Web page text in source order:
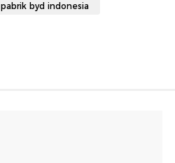
pabrik byd indonesia